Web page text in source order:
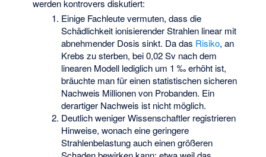
werden kontrovers diskutiert:
Einige Fachleute vermuten, dass die
Schädlichkeit ionisierender Strahlen linear mit
abnehmender Dosis sinkt. Da das Risiko, an
Krebs zu sterben, bei 0,02 Sv nach dem
linearen Modell lediglich um 1 ‰ erhöht ist,
bräuchte man für einen statistischen sicheren
Nachweis Millionen von Probanden. Ein
derartiger Nachweis ist nicht möglich.
Deutlich weniger Wissenschaftler registrieren
Hinweise, wonach eine geringere
Strahlenbelastung auch einen größeren